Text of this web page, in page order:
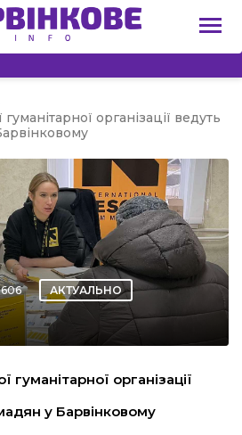
організації ведуть
606 АКТУАЛЬНО
організації
у Барвінковому